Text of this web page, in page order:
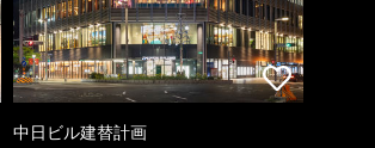
中日ビル建替計画